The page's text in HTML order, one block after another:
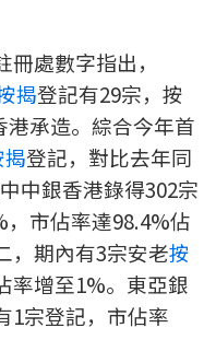
處數字指出，
揭登記有29宗，按
承造。綜合今年首
登記，對比去年同
中銀香港錄得302宗
市佔率達98.4%佔
，期內有3宗安老按
率增至1%。東亞銀
1宗登記，市佔率